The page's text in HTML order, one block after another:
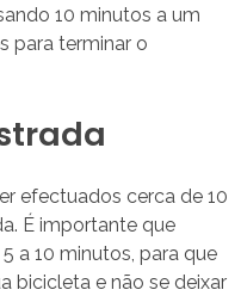
10 minutos a um
para terminar o
efectuados cerca de 10
É importante que
a 10 minutos, para que
bicicleta e não se deixar